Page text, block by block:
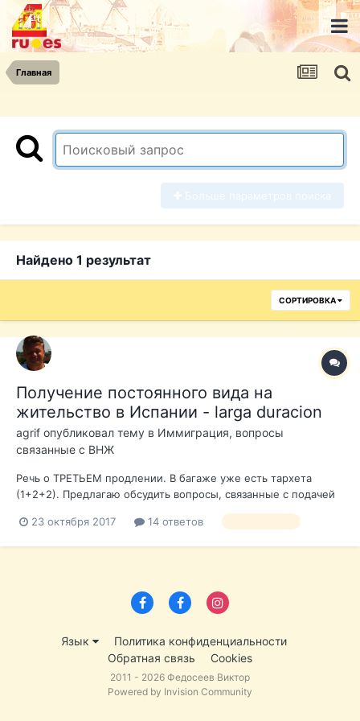
Главная
Найдено 1 результат
СОРТИРОВКА
Получение постоянного вида на
жительство в Испании - larga duracion
agrif опубликовал тему в Иммиграция, вопросы
связанные с ВНЖ
Речь о ТРЕТЬЕМ продлении. В багаже уже есть тархета
(1+2+2). Предлагаю обсудить вопросы, связанные с подачей
разминки. - За сколько дней можно подавать документы? 30
23 октября 2017 14 ответов
Язык
Политика конфиденциальности
Обратная связь
Cookies
2011 - 2026 Федосеев Виктор
Powered by Invision Community